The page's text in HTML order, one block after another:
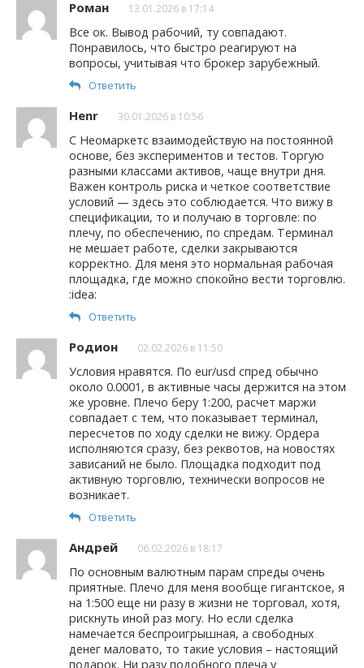
Роман 13.01.2026 в 17:14
Все ок. Вывод рабочий, ту совпадают.
Понравилось, что быстро реагируют на
вопросы, учитывая что брокер зарубежный.
Ответить
Henr 30.01.2026 в 10:56
С Неомаркетс взаимодействую на постоянной
основе, без экспериментов и тестов. Торгую
разными классами активов, чаще внутри дня.
Важен контроль риска и четкое соответствие
условий — здесь это соблюдается. Что вижу в
спецификации, то и получаю в торговле: по
плечу, по обеспечению, по спредам. Терминал
не мешает работе, сделки закрываются
корректно. Для меня это нормальная рабочая
площадка, где можно спокойно вести торговлю.
:idea:
Ответить
Родион 02.02.2026 в 11:50
Условия нравятся. По eur/usd спред обычно
около 0.0001, в активные часы держится на этом
же уровне. Плечо беру 1:200, расчет маржи
совпадает с тем, что показывает терминал,
пересчетов по ходу сделки не вижу. Ордера
исполняются сразу, без реквотов, на новостях
зависаний не было. Площадка подходит под
активную торговлю, технически вопросов не
возникает.
Ответить
Андрей 06.02.2026 в 18:17
По основным валютным парам спреды очень
приятные. Плечо для меня вообще гигантское, я
на 1:500 еще ни разу в жизни не торговал, хотя,
рискнуть иной раз могу. Но если сделка
намечается беспроигрышная, а свободных
денег маловато, то такие условия – настоящий
подарок. Ни разу подобного плеча у